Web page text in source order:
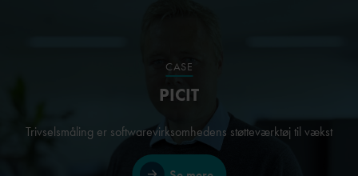
CASE
PICIT
Trivselsmåling er softwarevirksomhedens støtteværktøj til vækst